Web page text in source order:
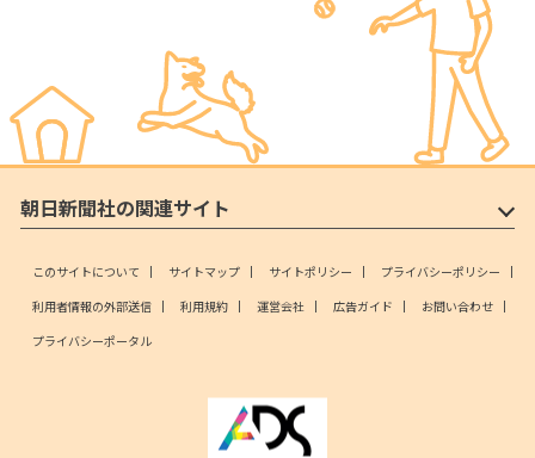
朝日新聞社の関連サイト
このサイトについて サイトマップ サイトポリシー
プライバシーポリシー
利用者情報の外部送信
利用規約 運営会社 広告ガイド
お問い合わせ
プライバシーポータル